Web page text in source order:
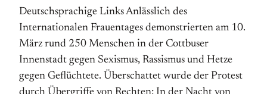
Deutschsprachige Links Anlässlich des
Internationalen Frauentages demonstrierten am 10.
März rund 250 Menschen in der Cottbuser
Innenstadt gegen Sexismus, Rassismus und Hetze
gegen Geflüchtete. Überschattet wurde der Protest